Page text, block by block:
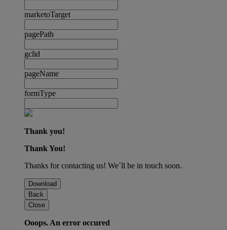
marketoTarget
pagePath
gclid
pageName
formType
Thank you!
Thank You!
Thanks for contacting us! We´ll be in touch soon.
Download
Back
Close
Ooops. An error occured